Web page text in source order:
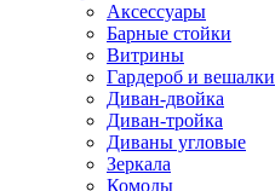
Аксессуары
Барные стойки
Витрины
Гардероб и вешалки
Диван-двойка
Диван-тройка
Диваны угловые
Зеркала
Комоды